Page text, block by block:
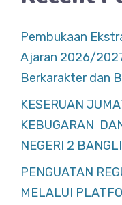
Pembukaan
Ajaran 2026/
Berkarakter dan
KESERUAN
KEBUGARAN
NEGERI 2 BANGLI
PENGUATAN
MELALUI